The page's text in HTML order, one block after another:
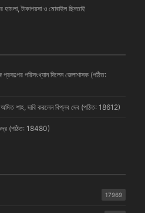
টাকাপয়সা ও মোবাইল ছিনতাই
পরিসংখ্যান দিলেন জেলাশাসক (পঠিত:
অমিত শাহ, দাবি করলেন বিপ্লব দেব (পঠিত: 18612)
(পঠিত: 18480)
17969